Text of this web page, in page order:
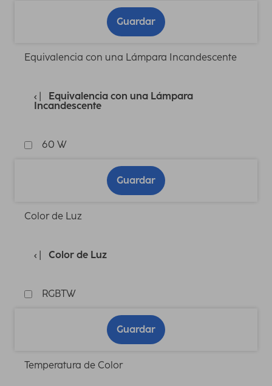
Guardar
Equivalencia con una Lámpara Incandescente
Equivalencia con una Lámpara
Incandescente
60 W
Guardar
Color de Luz
Color de Luz
RGBTW
Guardar
Temperatura de Color